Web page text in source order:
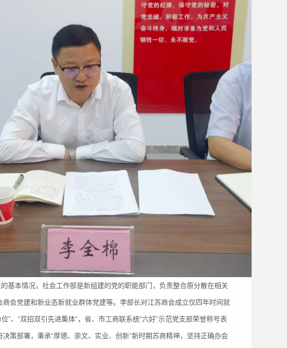
本情况，社会工作部是新组建的党的职能部门，负责整合原分散在相关
会党建和新业态新就业群体党建等。李部长对江苏商会成立仅四年时间就
”、“双招双引先进集体”，省、市工商联系统“六好”示范党支部荣誉称号表
策部署，秉承“厚德、崇文、实业、创新”新时期苏商精神，坚持正确办会